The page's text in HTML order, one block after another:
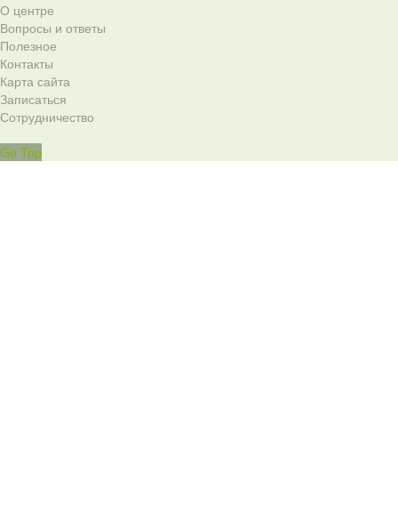
О центре
Вопросы и ответы
Полезное
Контакты
Карта сайта
Записаться
Сотрудничество
Go Top